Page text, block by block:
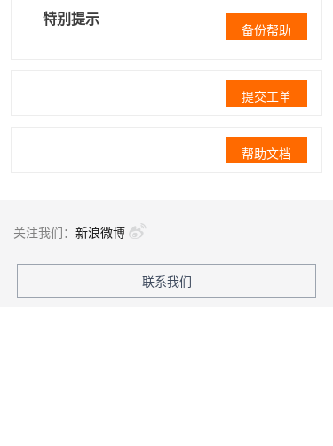
特别提示
备份帮助
提交工单
帮助文档